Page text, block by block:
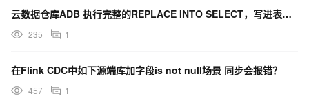
云数据仓库ADB 执行完整的REPLACE INTO SELECT，写进表里的字段是NULL，为啥？
235 1
在Flink CDC中如下源端库加字段is not null场景 同步会报错？
457 1